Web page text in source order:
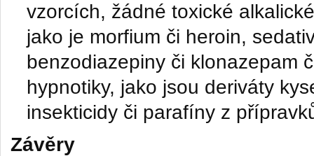
vzorcích, žádné toxické
jako je morfium či heroin,
benzodiazepiny či klonazepam
hypnotiky, jako jsou deriváty
insekticidy či parafíny z
​Závěry